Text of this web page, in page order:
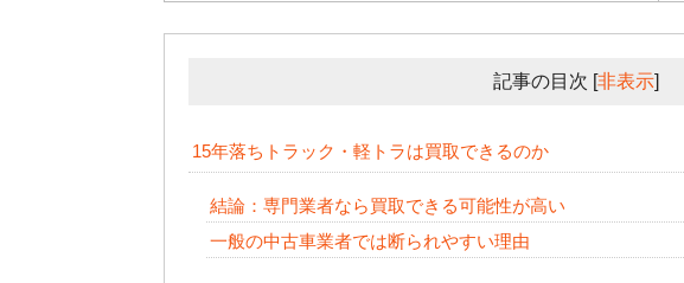
記事の目次 [非表示]
15年落ちトラック・軽トラは買取できるのか
結論：専門業者なら買取できる可能性が高い
一般の中古車業者では断られやすい理由